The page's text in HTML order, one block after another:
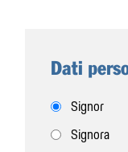
Dati
Signor
Signora